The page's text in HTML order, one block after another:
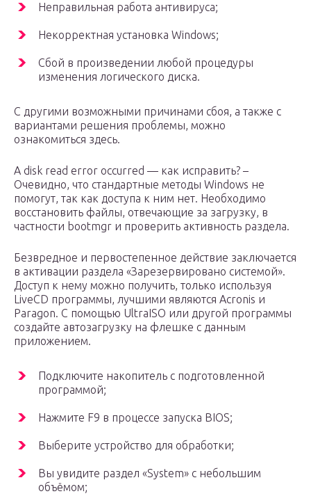
Неправильная работа антивируса;
Некорректная установка Windows;
Сбой в произведении любой процедуры
изменения логического диска.
С другими возможными причинами сбоя, а также с
вариантами решения проблемы, можно
ознакомиться здесь.
A disk read error occurred — как исправить? –
Очевидно, что стандартные методы Windows не
помогут, так как доступа к ним нет. Необходимо
восстановить файлы, отвечающие за загрузку, в
частности bootmgr и проверить активность раздела.
Безвредное и первостепенное действие заключается
в активации раздела «Зарезервировано системой».
Доступ к нему можно получить, только используя
LiveCD программы, лучшими являются Acronis и
Paragon. С помощью UltraISO или другой программы
создайте автозагрузку на флешке с данным
приложением.
Подключите накопитель с подготовленной
программой;
Нажмите F9 в процессе запуска BIOS;
Выберите устройство для обработки;
Вы увидите раздел «System» с небольшим
объёмом;